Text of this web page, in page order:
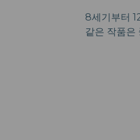
8세기부터
같은 작품은